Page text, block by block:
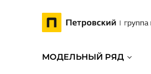
МОДЕЛЬНЫЙ РЯД